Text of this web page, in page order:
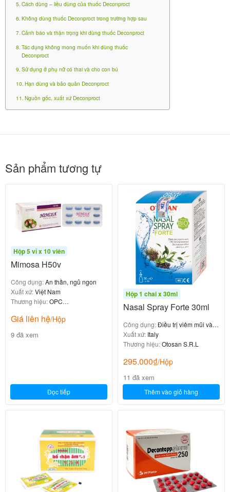
của cây câm quý, stearyl glycyrrhetinate, tocopheryl
acetate (vitamin E), terpinen-4-ol, isopropyl
parahydroxybenzoat, isobutyl parahydroxybenzoat, n-
butyl parahydroxybenzoat.
Trình bày: Deconproct là thiết bị y tế dạng viên đặt có
tác dụng điều trị các trạng thái bệnh trĩ và làm dịu các
triệu chứng của bệnh.
Quy cách đóng gói: Hộp 10 viên đặt
Công dụng của thuốc Deconproct
Deconproct được chỉ định để làm giảm hiện tượng
nghẽn tĩnh mạch của búi trĩ. Sản phẩm đưa đến
những liệu pháp hiệu quả cho việc điều trị các búi trĩ,
viêm hậu môn do các vết nứt và viêm trực tràng. Tác
động làm mềm da của sản phẩm giúp cải thiện gián
tiếp quá trình bài tiết, điều này đã hạn chế khả năng
bị viêm nhiễm.
Cách dùng – liều dùng của thuốc
Deconproct
Canesten 100mg Tab B/6
₫
Lấy viên đặt ra khỏi vị, làm ẩm viên đặt với một ít
Nên sử dụng một viên đặt vào mỗi buổi tối.
Thời gian sử dụng sẽ phụ thuộc vào sự phát triển của
các triệu chứng. Sản phẩm có thể sử dụng trong thời
gian dài tùy thuộc vào lời khuyên của bác sỹ.
Cách dùng – liều dùng của thuốc Deconproct
Không dùng thuốc Deconproct trong trường hợp sau
Cảnh báo và thận trọng khi dùng thuốc Deconproct
Tác dụng không mong muốn khi dùng thuốc
Deconproct
Sử dụng ở phụ nữ có thai và cho con bú
Hạn dùng và bảo quản Deconproct
Nguồn gốc, xuất xứ Deconproct
Sản phẩm tương tự
Hộp 5 vỉ x 10 viên
Mimosa H50v
Công dụng:An thần, ngủ ngon
Xuất xứ:Việt Nam
Thương hiệu:OPC
Giá liên hệ/Hộp
9 đã xem
Đọc tiếp
Hộp 1 chai x 30ml
Nasal Spray Forte 30ml
Công dụng:Điều trị viêm mũi và
viêm xoang
Xuất xứ: Italy
Thương hiệu:Otosan S.R.L
295.000₫/Hộp
11 đã xem
Thêm vào giỏ hàng